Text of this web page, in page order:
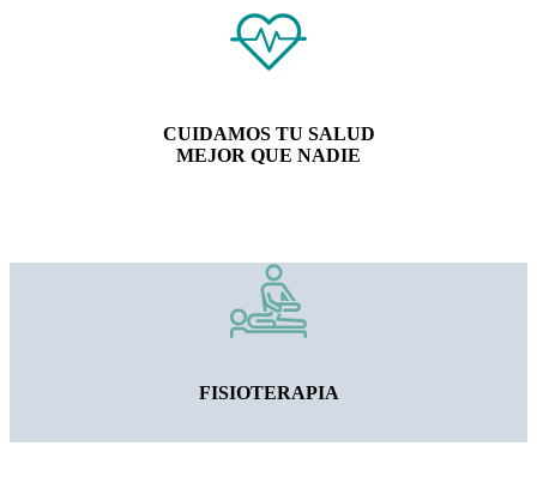
CUIDAMOS TU SALUD
MEJOR QUE NADIE
FISIOTERAPIA